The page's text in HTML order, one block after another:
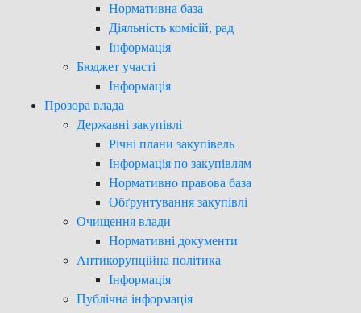
Нормативна база
Діяльність комісій, рад
Інформація
Бюджет участі
Інформація
Прозора влада
Державні закупівлі
Річні плани закупівель
Інформація по закупівлям
Нормативно правова база
Обґрунтування закупівлі
Очищення влади
Нормативні документи
Антикорупційна політика
Інформація
Публічна інформація